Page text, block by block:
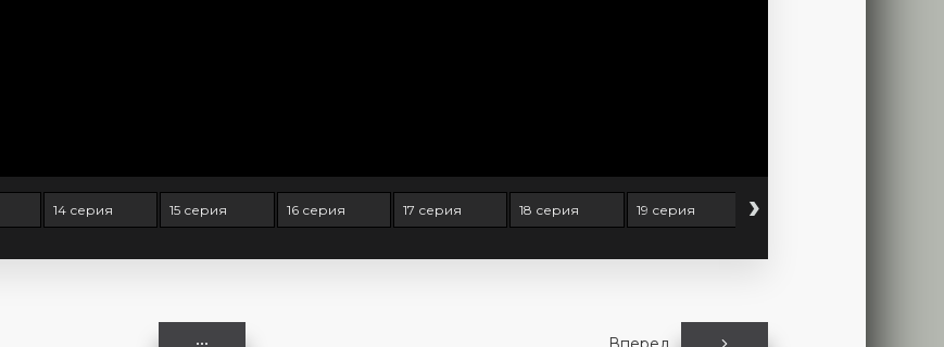
14 серия 15 серия 16 серия 17 серия 18 серия 19 серия ›